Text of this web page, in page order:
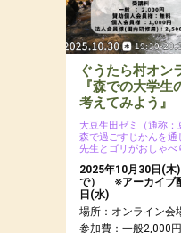
ぐうたら村オン
『森での大学
考えてみよう』
大豆生田ゼミ（通称
森で過ごすじかんを通
先生とゴリがおしゃべ
2025年10月30日(木
で） ※アーカイブ
日(水)
場所：オンライン会
参加費：一般2,000